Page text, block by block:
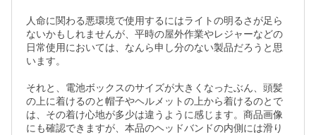
人命に関わる悪環境で使用するにはライトの明るさが足ら
ないかもしれませんが、平時の屋外作業やレジャーなどの
日常使用においては、なんら申し分のない製品だろうと思
います。
それと、電池ボックスのサイズが大きくなったぶん、頭髪
の上に着けるのと帽子やヘルメットの上から着けるのとで
は、その着け心地が多少は違うように感じます。商品画像
にも確認できますが、本品のヘッドバンドの内側には滑り